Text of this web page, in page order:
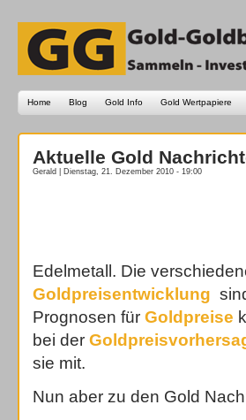
Home Blog Gold Info Gold Wertpapiere
Aktuelle Gold
Gerald | Dienstag, 21. Dezember 2010 - 19:00
Edelmetall. Die
Goldpreisentwicklung
Prognosen für Goldpreise
bei der
sie mit.
Nun aber zu den Gold